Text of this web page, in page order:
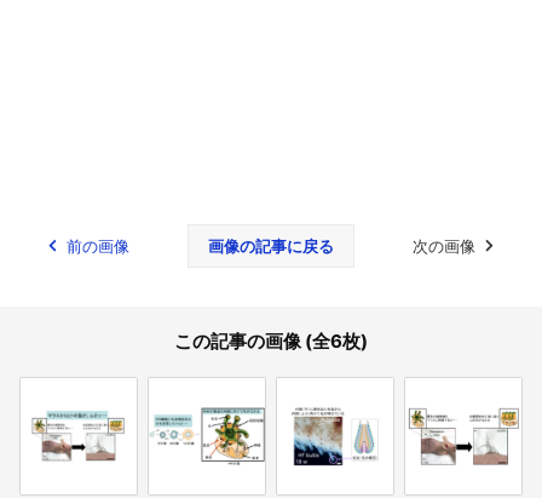
前の画像 画像の記事に戻る 次の画像
この記事の画像 (全6枚)